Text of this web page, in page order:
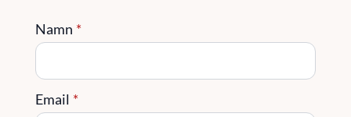
Namn *
Email *